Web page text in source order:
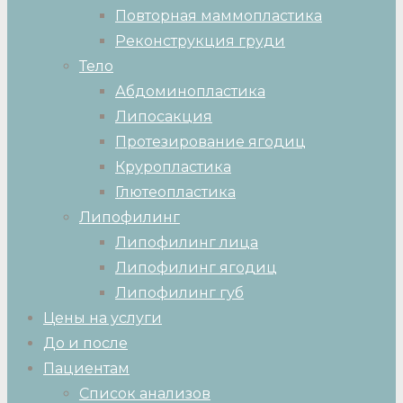
Повторная маммопластика
Реконструкция груди
Тело
Абдоминопластика
Липосакция
Протезирование ягодиц
Круропластика
Глютеопластика
Липофилинг
Липофилинг лица
Липофилинг ягодиц
Липофилинг губ
Цены на услуги
До и после
Пациентам
Список анализов